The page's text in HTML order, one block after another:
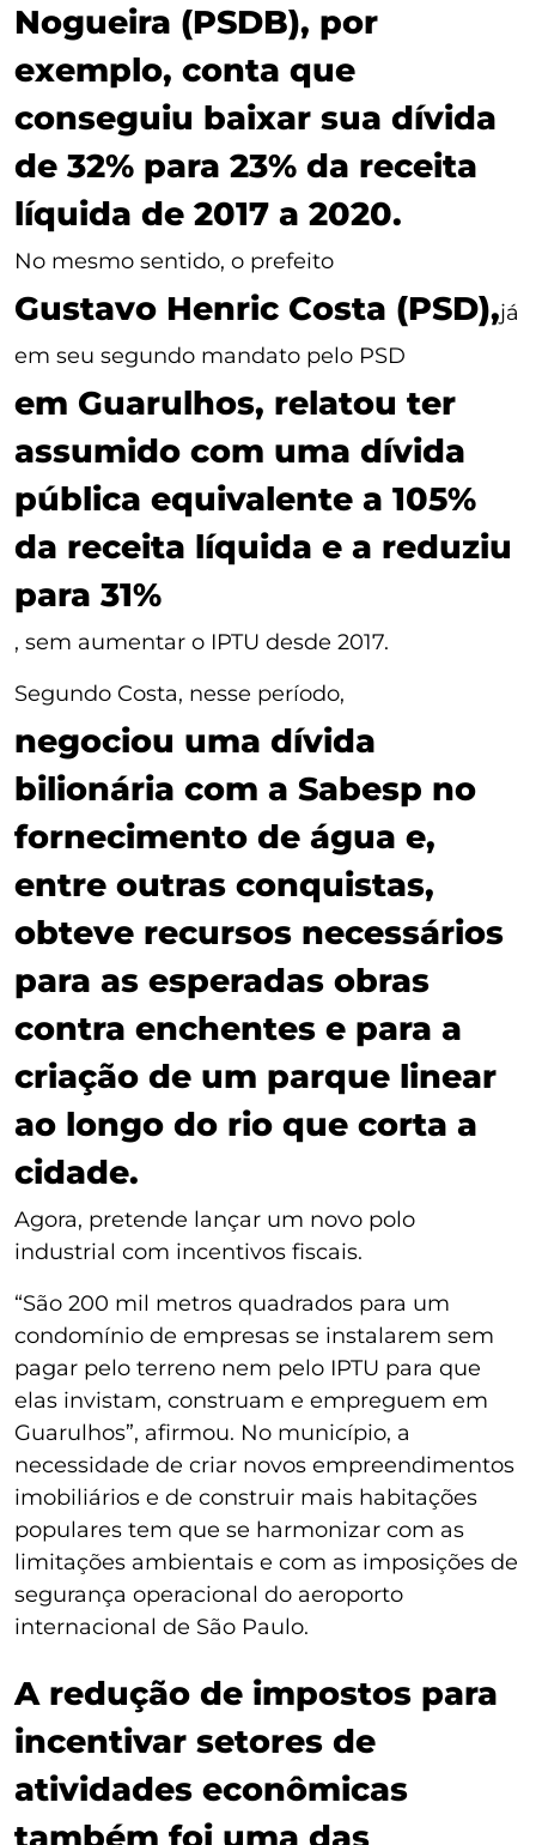
Nogueira (PSDB), por
exemplo, conta que
conseguiu baixar sua dívida
de 32% para 23% da receita
líquida de 2017 a 2020.
No mesmo sentido, o prefeito
Gustavo Henric Costa (PSD),já
em seu segundo mandato pelo PSD
em Guarulhos, relatou ter
assumido com uma dívida
pública equivalente a 105%
da receita líquida e a reduziu
para 31%
, sem aumentar o IPTU desde 2017.
Segundo Costa, nesse período,
negociou uma dívida
bilionária com a Sabesp no
fornecimento de água e,
entre outras conquistas,
obteve recursos necessários
para as esperadas obras
contra enchentes e para a
criação de um parque linear
ao longo do rio que corta a
cidade.
Agora, pretende lançar um novo polo
industrial com incentivos fiscais.
“São 200 mil metros quadrados para um
condomínio de empresas se instalarem sem
pagar pelo terreno nem pelo IPTU para que
elas invistam, construam e empreguem em
Guarulhos”, afirmou. No município, a
necessidade de criar novos empreendimentos
imobiliários e de construir mais habitações
populares tem que se harmonizar com as
limitações ambientais e com as imposições de
segurança operacional do aeroporto
internacional de São Paulo.
A redução de impostos para
incentivar setores de
atividades econômicas
também foi uma das